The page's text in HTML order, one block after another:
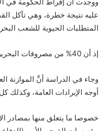
عليه نتيجة خطرة، وهي تآكل
المتطلبات الحيوية للشعب
إذ أن 40% من مصروفات البحرين يلتهمها الجهاز الأمني والدفاعي.
وجاء في الدراسة أنَّ الموازنة
أوجه الإيرادات العامة، وكذلك
خصوصا ما يتعلق منها بمصادر